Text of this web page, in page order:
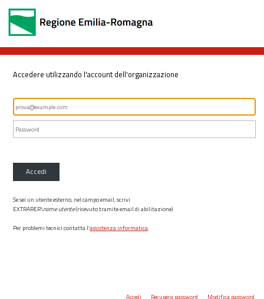
Accedere utilizzando l'account dell'organizzazione
Accedi
Se sei un utente esterno, nel campo email, scrivi
EXTRARER\nome utente(ricevuto tramite email di abilitazione)
Per problemi tecnici contatta l’assistenza informatica.
Accedi Recupera password Modifica password